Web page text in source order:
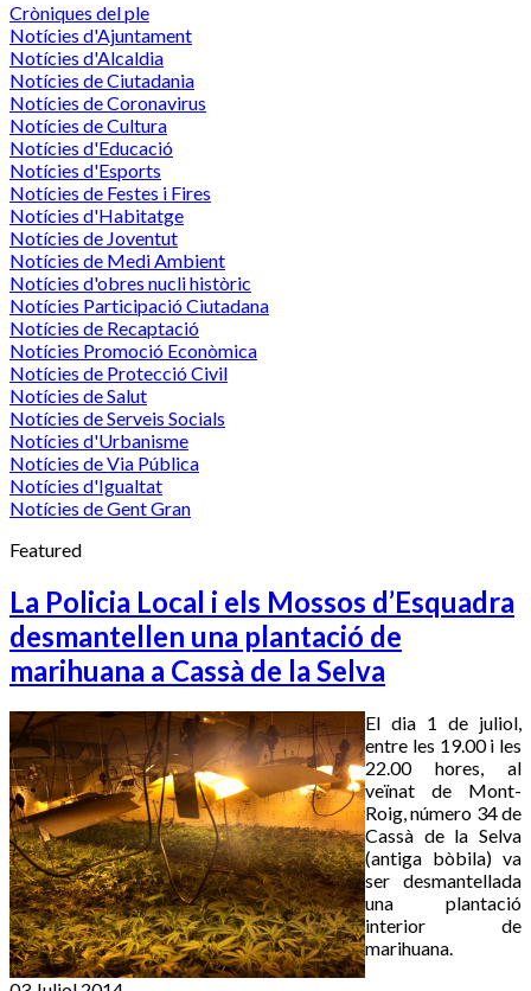
Cròniques del ple
Notícies d'Ajuntament
Notícies d'Alcaldia
Notícies de Ciutadania
Notícies de Coronavirus
Notícies de Cultura
Notícies d'Educació
Notícies d'Esports
Notícies de Festes i Fires
Notícies d'Habitatge
Notícies de Joventut
Notícies de Medi Ambient
Notícies d'obres nucli històric
Notícies Participació Ciutadana
Notícies de Recaptació
Notícies Promoció Econòmica
Notícies de Protecció Civil
Notícies de Salut
Notícies de Serveis Socials
Notícies d'Urbanisme
Notícies de Via Pública
Notícies d'Igualtat
Notícies de Gent Gran
Featured
La Policia Local i els Mossos d’Esquadra
desmantellen una plantació de
marihuana a Cassà de la Selva
El dia 1 de juliol,
entre les 19.00 i les
22.00 hores, al
veïnat de Mont-
Roig, número 34 de
Cassà de la Selva
(antiga bòbila) va
ser desmantellada
una plantació
interior de
marihuana.